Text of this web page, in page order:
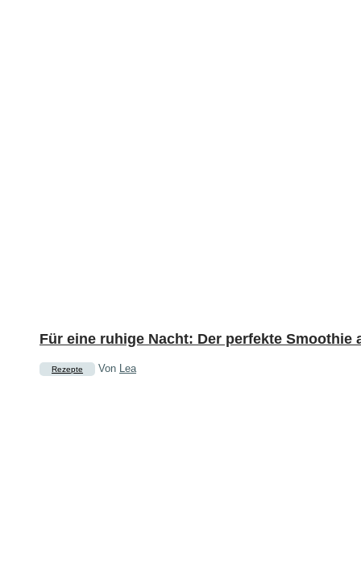
Für eine ruhige Nacht: Der perfekte Smoothie
Rezepte Von Lea